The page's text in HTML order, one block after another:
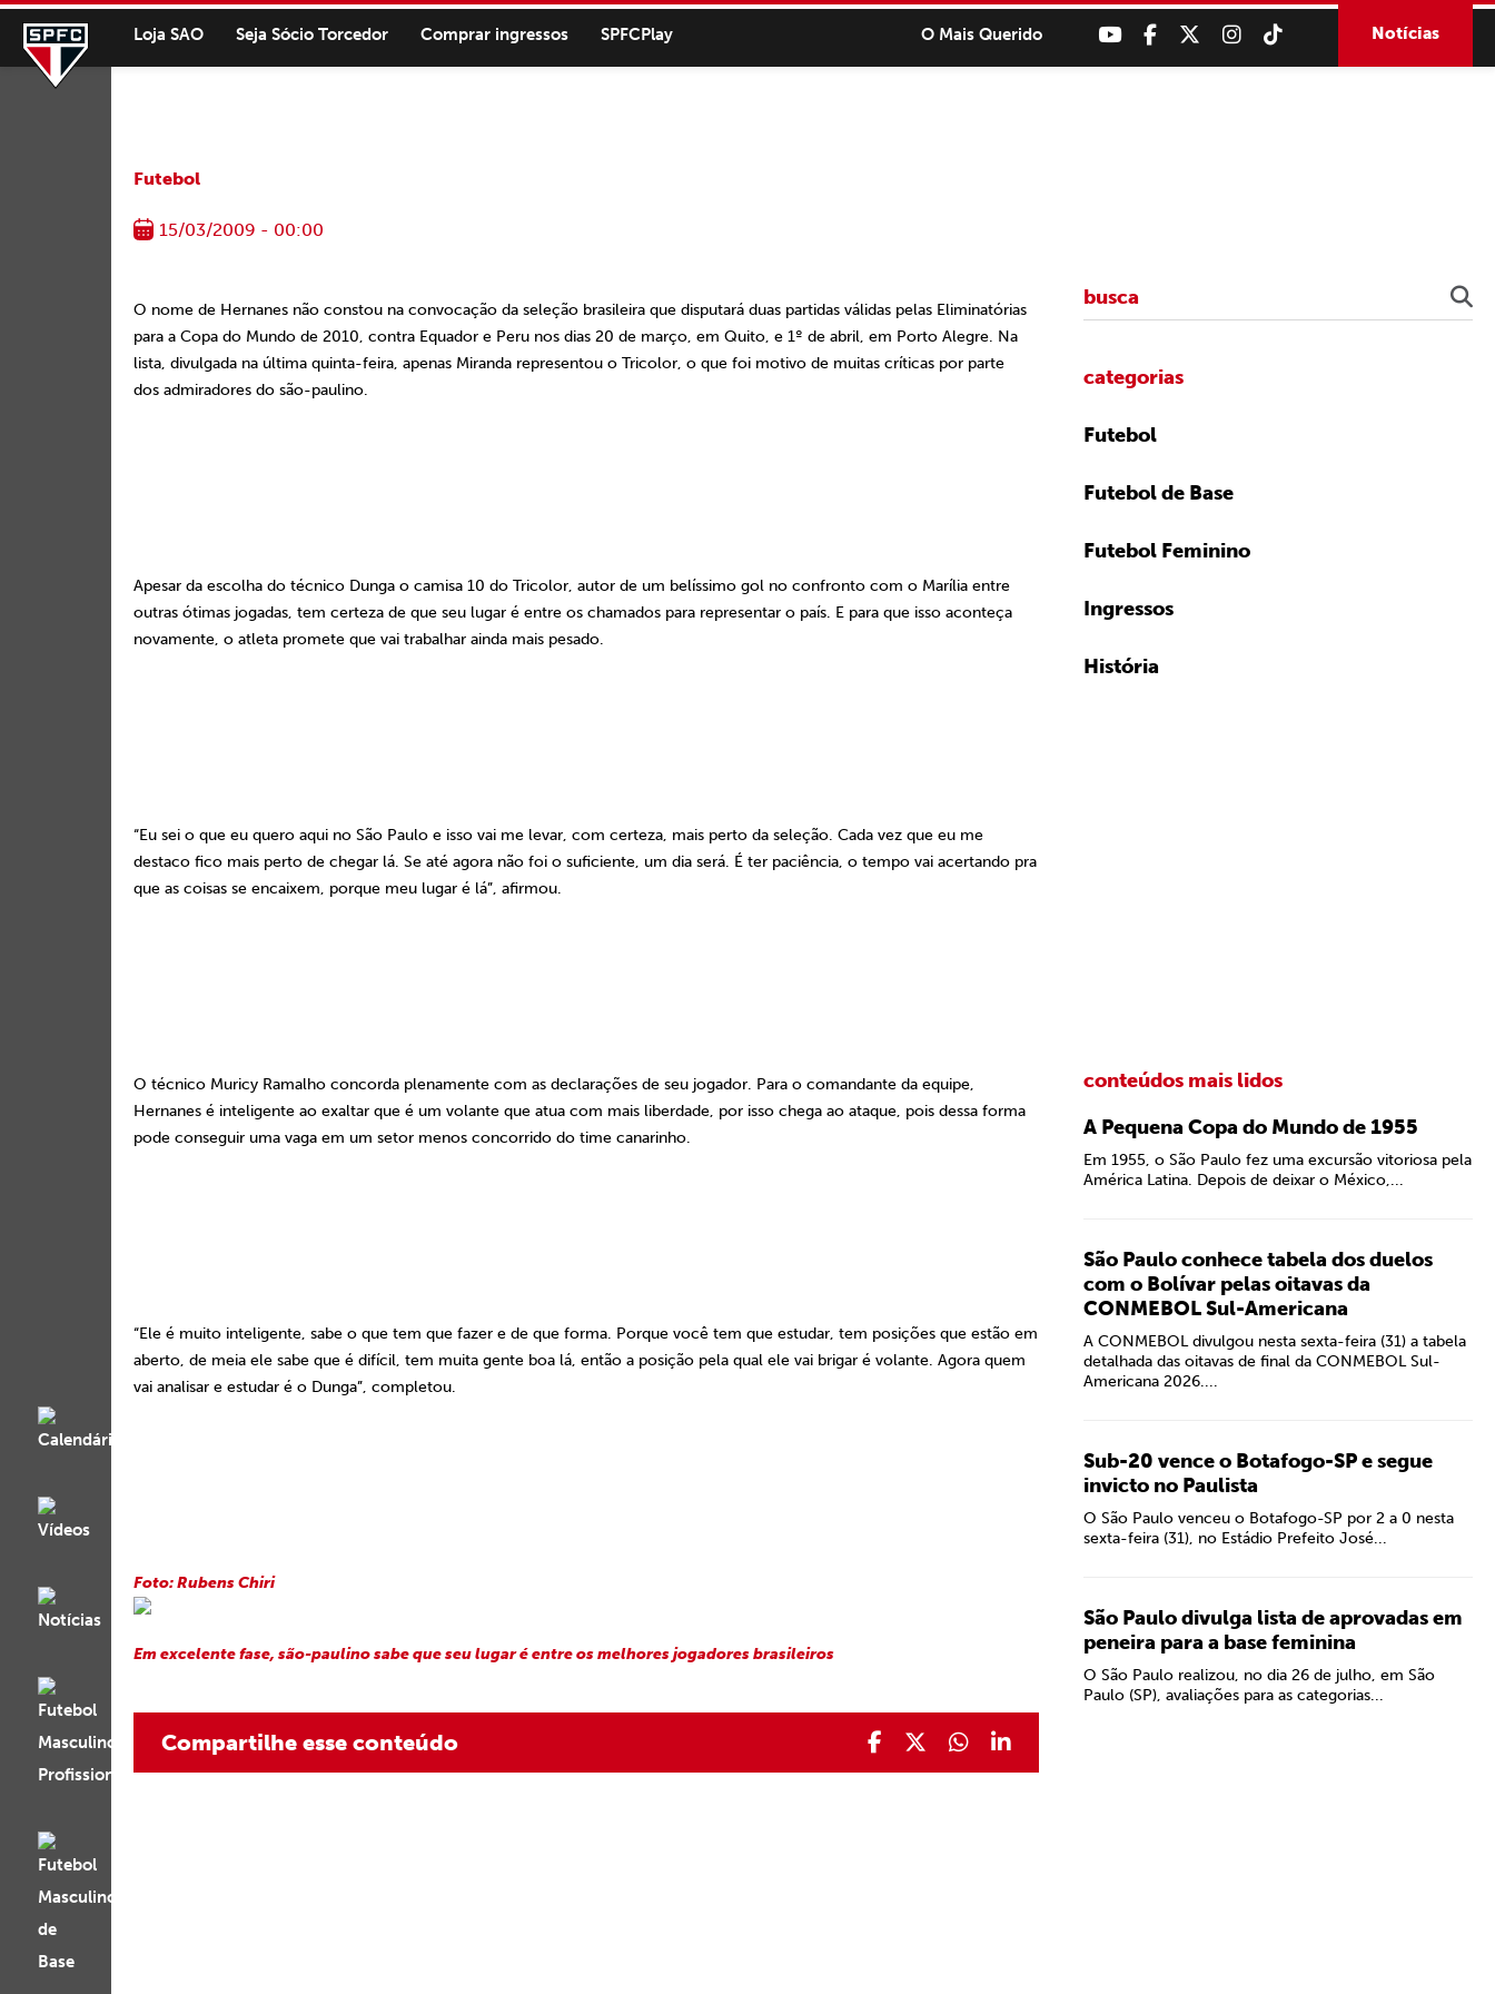
Loja SAO Seja Sócio Torcedor Comprar ingressos SPFCPlay O Mais Querido Notícias
Futebol
15/03/2009 - 00:00
O nome de Hernanes não constou na convocação da seleção brasileira que disputará duas partidas válidas pelas Eliminatórias
para a Copa do Mundo de 2010, contra Equador e Peru nos dias 20 de março, em Quito, e 1º de abril, em Porto Alegre. Na
lista, divulgada na última quinta-feira, apenas Miranda representou o Tricolor, o que foi motivo de muitas críticas por parte
dos admiradores do são-paulino.
Apesar da escolha do técnico Dunga o camisa 10 do Tricolor, autor de um belíssimo gol no confronto com o Marília entre
outras ótimas jogadas, tem certeza de que seu lugar é entre os chamados para representar o país. E para que isso aconteça
novamente, o atleta promete que vai trabalhar ainda mais pesado.
“Eu sei o que eu quero aqui no São Paulo e isso vai me levar, com certeza, mais perto da seleção. Cada vez que eu me
destaco fico mais perto de chegar lá. Se até agora não foi o suficiente, um dia será. É ter paciência, o tempo vai acertando pra
que as coisas se encaixem, porque meu lugar é lá”, afirmou.
O técnico Muricy Ramalho concorda plenamente com as declarações de seu jogador. Para o comandante da equipe,
Hernanes é inteligente ao exaltar que é um volante que atua com mais liberdade, por isso chega ao ataque, pois dessa forma
pode conseguir uma vaga em um setor menos concorrido do time canarinho.
“Ele é muito inteligente, sabe o que tem que fazer e de que forma. Porque você tem que estudar, tem posições que estão em
aberto, de meia ele sabe que é difícil, tem muita gente boa lá, então a posição pela qual ele vai brigar é volante. Agora quem
vai analisar e estudar é o Dunga”, completou.
Foto: Rubens Chiri
Em excelente fase, são-paulino sabe que seu lugar é entre os melhores jogadores brasileiros
Compartilhe esse conteúdo
categorias
Futebol
Futebol de Base
Futebol Feminino
Ingressos
História
conteúdos mais lidos
A Pequena Copa do Mundo de 1955
Em 1955, o São Paulo fez uma excursão vitoriosa pela
América Latina. Depois de deixar o México,...
São Paulo conhece tabela dos duelos
com o Bolívar pelas oitavas da
CONMEBOL Sul-Americana
A CONMEBOL divulgou nesta sexta-feira (31) a tabela
detalhada das oitavas de final da CONMEBOL Sul-
Americana 2026....
Sub-20 vence o Botafogo-SP e segue
invicto no Paulista
O São Paulo venceu o Botafogo-SP por 2 a 0 nesta
sexta-feira (31), no Estádio Prefeito José...
São Paulo divulga lista de aprovadas em
peneira para a base feminina
O São Paulo realizou, no dia 26 de julho, em São
Paulo (SP), avaliações para as categorias...